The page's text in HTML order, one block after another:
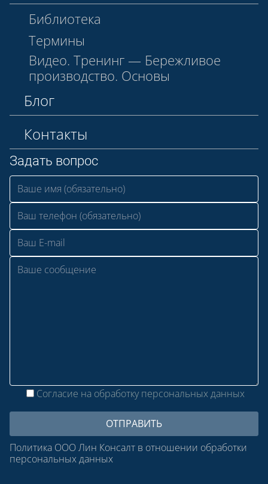
Библиотека
Термины
Видео. Тренинг — Бережливое
производство. Основы
Блог
Контакты
Задать вопрос
Согласие на обработку персональных данных
Политика ООО Лин Консалт в отношении обработки
персональных данных